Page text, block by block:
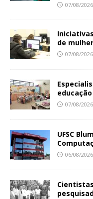
07/08/2026
de
07/08/2026
07/08/2026
UFSC
06/08/2026